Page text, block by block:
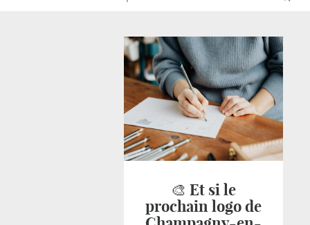
🎨 Et si le
prochain logo de